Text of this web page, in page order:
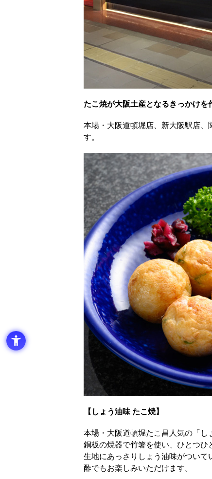
たこ焼が大阪土産となるきっかけを
本場・大阪道頓堀店、新大阪駅店、
す。
【しょう油味 たこ焼】
本場・大阪道頓堀たこ昌人気の「し
銅板の焼器で竹箸を使い、ひとつひ
生地にあっさりしょう油味がつい
酢でもお楽しみいただけます。